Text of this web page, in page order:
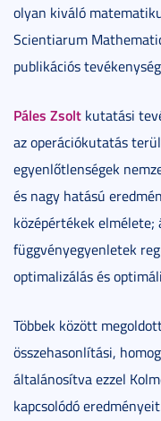
olyan kiváló
Scientiarum
publikációs
Páles Zsolt kutatási
az operációkutatás
egyenlőtlenségek
és nagy hatású
középértékek
függvényegyenletek
optimalizálás és
Többek között
összehasonlítási,
általánosítva ezzel
kapcsolódó